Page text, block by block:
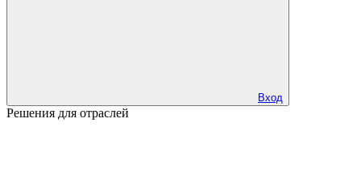
Вход
Решения для отраслей